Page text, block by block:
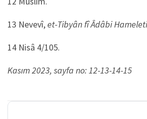
13 Nevevî,et-Tibyân fî Âdâbi
14 Nisâ 4/105.
Kasım 2023, sayfa no: 12-13-14-15